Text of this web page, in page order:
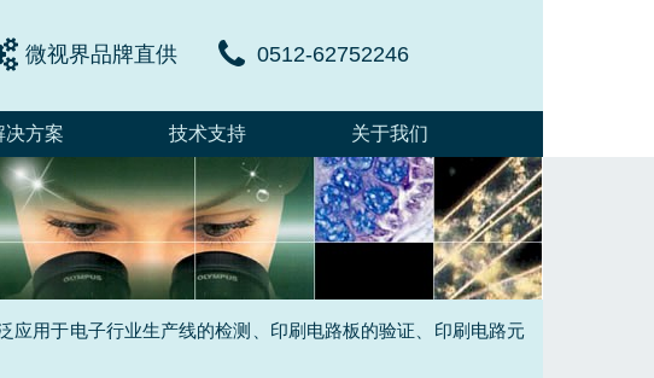
微视界品牌直供 0512-62752246
决方案 技术支持 关于我们
应用于电子行业生产线的检测、印刷电路板的验证、印刷电路元